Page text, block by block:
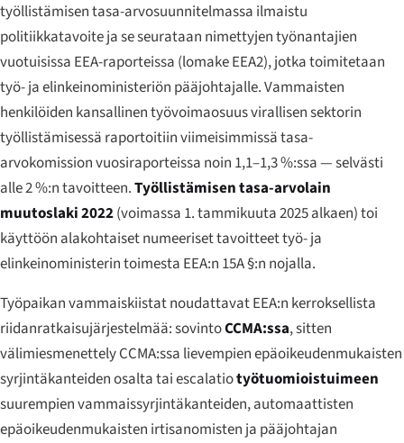
työllistämisen tasa-arvosuunnitelmassa ilmaistu
politiikkatavoite ja se seurataan nimettyjen työnantajien
vuotuisissa EEA-raporteissa (lomake EEA2), jotka toimitetaan
työ- ja elinkeinoministeriön pääjohtajalle. Vammaisten
henkilöiden kansallinen työvoimaosuus virallisen sektorin
työllistämisessä raportoitiin viimeisimmissä tasa-
arvokomission vuosiraporteissa noin 1,1–1,3 %:ssa — selvästi
alle 2 %:n tavoitteen.Työllistämisen tasa-arvolain
muutoslaki 2022(voimassa 1. tammikuuta 2025 alkaen) toi
käyttöön alakohtaiset numeeriset tavoitteet työ- ja
elinkeinoministerin toimesta EEA:n 15A §:n nojalla.
Työpaikan vammaiskiistat noudattavat EEA:n kerroksellista
riidanratkaisujärjestelmää: sovintoCCMA:ssa, sitten
välimiesmenettely CCMA:ssa lievempien epäoikeudenmukaisten
syrjintäkanteiden osalta tai escalatiotyötuomioistuimeen
suurempien vammaissyrjintäkanteiden, automaattisten
epäoikeudenmukaisten irtisanomisten ja pääjohtajan